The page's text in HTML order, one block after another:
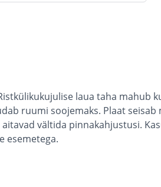
laua taha mahub
ruumi soojemaks. Plaat
vältida pinnakahjustusi.
esemetega.